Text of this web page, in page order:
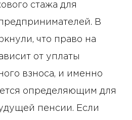
стажа для
В
что право на
от уплаты
взноса, и именно
определяющим для
пенсии. Если